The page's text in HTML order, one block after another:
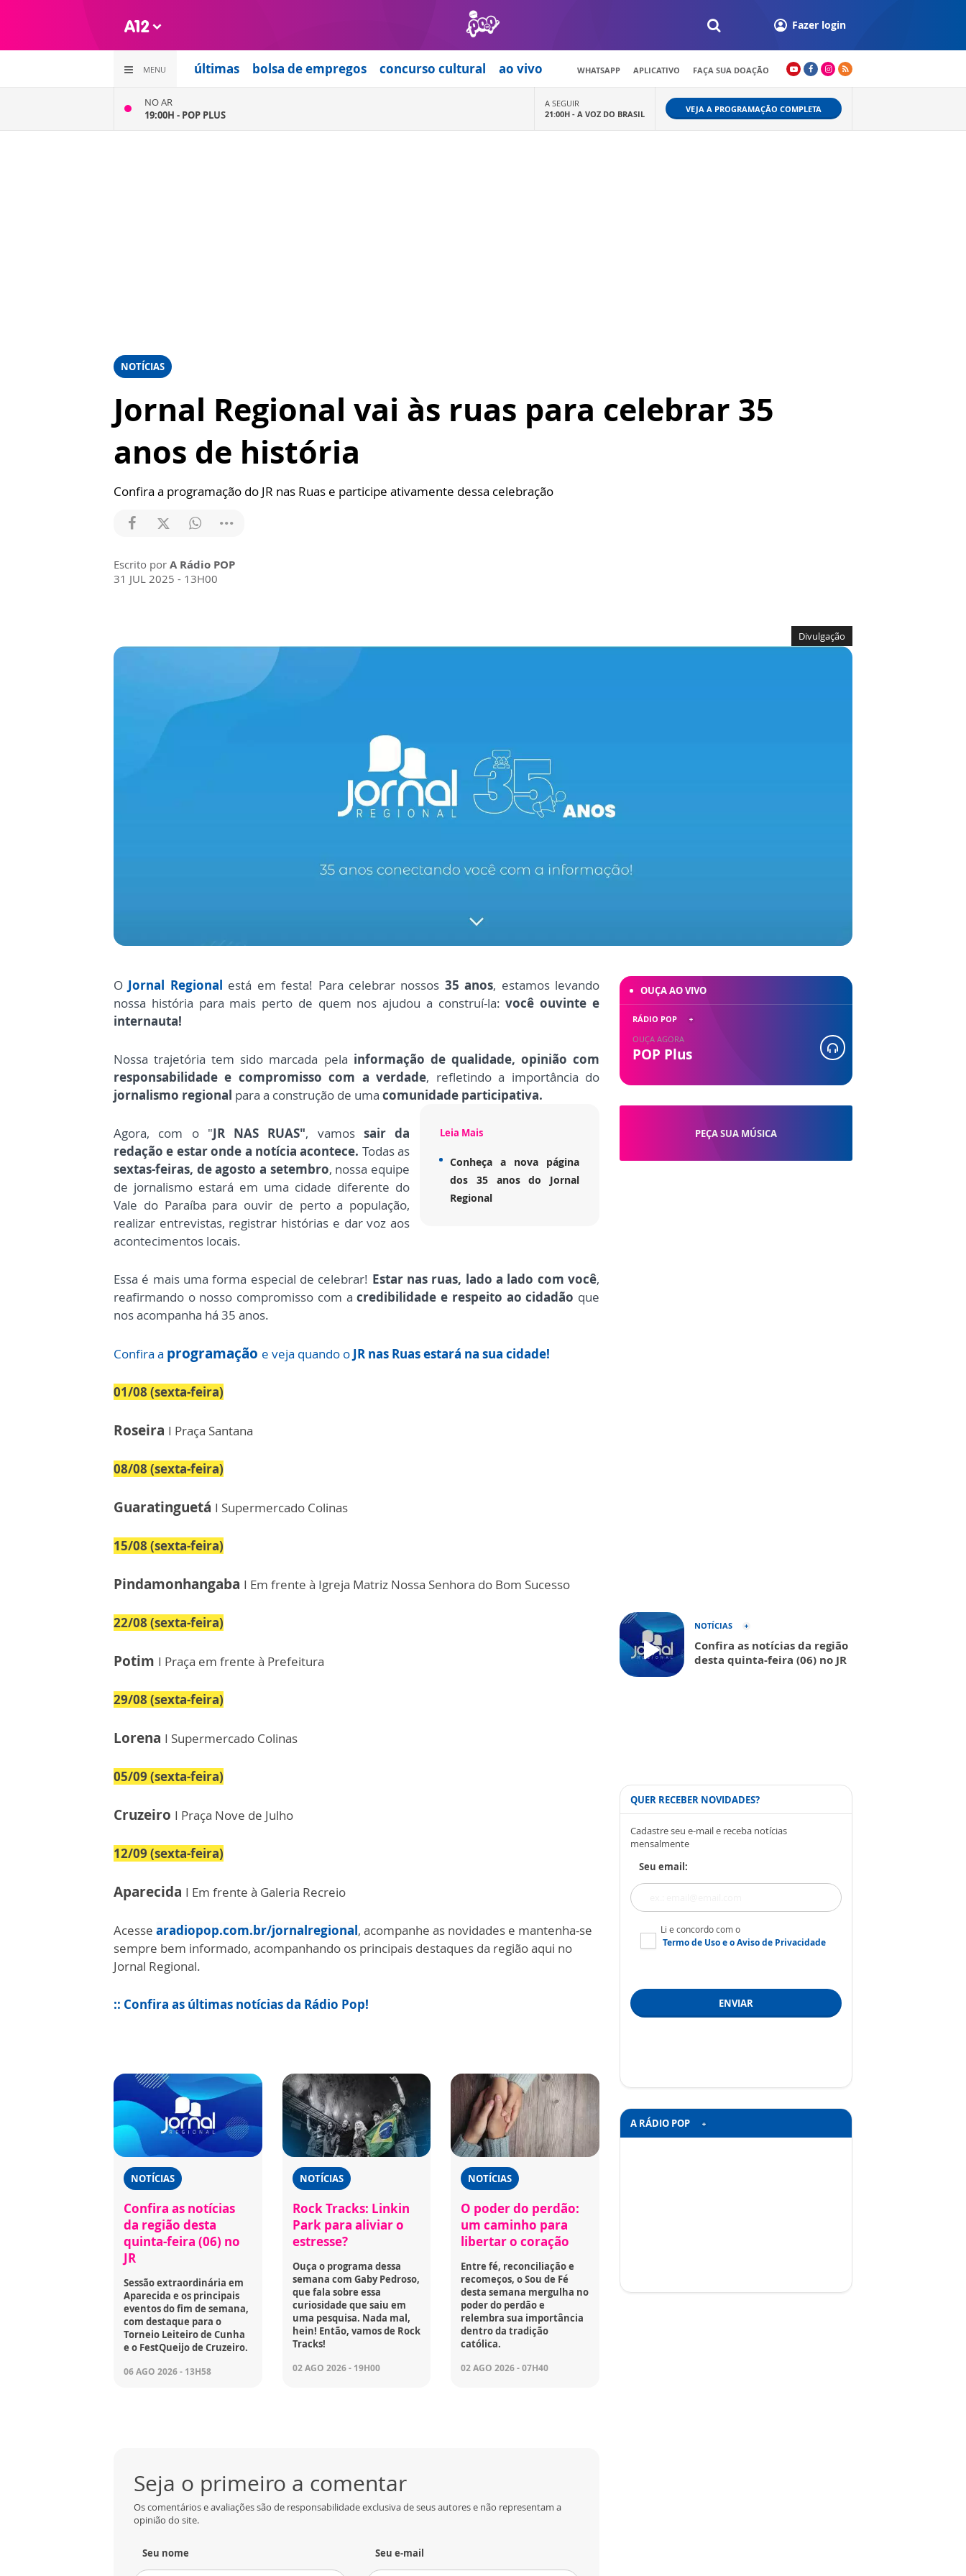
Fazer login
MENU últimas bolsa de empregos concurso cultural ao vivo WHATSAPP APLICATIVO FAÇA SUA DOAÇÃO
NO AR
19:00H - POP PLUS
A SEGUIR
21:00H - A VOZ DO BRASIL VEJA A PROGRAMAÇÃO COMPLETA
NOTÍCIAS
Jornal Regional vai às ruas para celebrar 35
anos de história
Confira a programação do JR nas Ruas e participe ativamente dessa celebração
Escrito por A Rádio POP
31 JUL 2025 - 13H00
Divulgação
O Jornal Regional está em festa! Para celebrar nossos 35 anos, estamos levando
nossa história para mais perto de quem nos ajudou a construí-la:você ouvinte e
internauta!
Nossa trajetória tem sido marcada pela informação de qualidade, opinião com
responsabilidade e compromisso com a verdade, refletindo a importância do
jornalismo regional para a construção de uma comunidade participativa.
Leia Mais
Conheça a nova página
dos 35 anos do Jornal
Regional
Agora, com o "JR NAS RUAS", vamos sair da
redação e estar onde a notícia acontece. Todas as
sextas-feiras, de agosto a setembro, nossa equipe
de jornalismo estará em uma cidade diferente do
Vale do Paraíba para ouvir de perto a população,
realizar entrevistas, registrar histórias e dar voz aos
acontecimentos locais.
Essa é mais uma forma especial de celebrar! Estar nas ruas, lado a lado com você,
reafirmando o nosso compromisso com acredibilidade e respeito ao cidadão que
nos acompanha há 35 anos.
Confira a programação e veja quando o JR nas Ruas estará na sua cidade!
01/08 (sexta-feira)
Roseira I Praça Santana
08/08 (sexta-feira)
Guaratinguetá I Supermercado Colinas
15/08 (sexta-feira)
Pindamonhangaba I Em frente à Igreja Matriz Nossa Senhora do Bom Sucesso
22/08 (sexta-feira)
Potim I Praça em frente à Prefeitura
29/08 (sexta-feira)
Lorena I Supermercado Colinas
05/09 (sexta-feira)
Cruzeiro I Praça Nove de Julho
12/09 (sexta-feira)
Aparecida I Em frente à Galeria Recreio
Acesse aradiopop.com.br/jornalregional, acompanhe as novidades e mantenha-se
sempre bem informado, acompanhando os principais destaques da região aqui no
Jornal Regional.
:: Confira as últimas notícias da Rádio Pop!
NOTÍCIAS
Confira as notícias
da região desta
quinta-feira (06) no
JR
Sessão extraordinária em
Aparecida e os principais
eventos do fim de semana,
com destaque para o
Torneio Leiteiro de Cunha
e o FestQueijo de Cruzeiro.
06 AGO 2026 - 13H58
NOTÍCIAS
Rock Tracks: Linkin
Park para aliviar o
estresse?
Ouça o programa dessa
semana com Gaby Pedroso,
que fala sobre essa
curiosidade que saiu em
uma pesquisa. Nada mal,
hein! Então, vamos de Rock
Tracks!
02 AGO 2026 - 19H00
NOTÍCIAS
O poder do perdão:
um caminho para
libertar o coração
Entre fé, reconciliação e
recomeços, o Sou de Fé
desta semana mergulha no
poder do perdão e
relembra sua importância
dentro da tradição
católica.
02 AGO 2026 - 07H40
Seja o primeiro a comentar
Os comentários e avaliações são de responsabilidade exclusiva de seus autores e não representam a
opinião do site.
Seu nome Seu e-mail
PEÇA SUA MÚSICA
OUÇA AO VIVO
RÁDIO POP
OUÇA AGORA
POP Plus
NOTÍCIAS
Confira as notícias da região
desta quinta-feira (06) no JR
QUER RECEBER NOVIDADES?
Cadastre seu e-mail e receba notícias
mensalmente
Seu email:
Li e concordo com o
Termo de Usoe oAviso de Privacidade
ENVIAR
A RÁDIO POP